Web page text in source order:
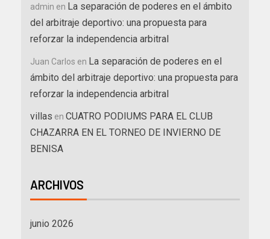
admin en La separación de poderes en el ámbito
del arbitraje deportivo: una propuesta para
reforzar la independencia arbitral
Juan Carlos en La separación de poderes en el
ámbito del arbitraje deportivo: una propuesta para
reforzar la independencia arbitral
villas en CUATRO PODIUMS PARA EL CLUB
CHAZARRA EN EL TORNEO DE INVIERNO DE
BENISA
ARCHIVOS
junio 2026